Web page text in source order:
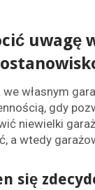
uwagę
we własnym
gdy
niewielki
a wtedy
się